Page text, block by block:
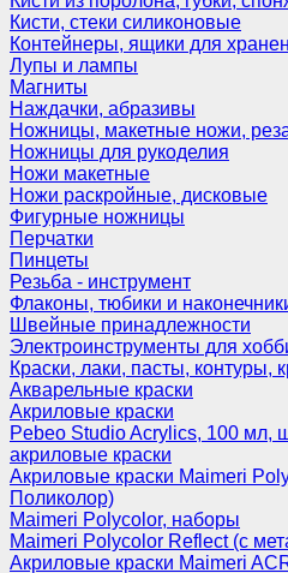
Кисти, стеки силиконовые
Контейнеры, ящики для
Лупы и лампы
Магниты
Наждачки, абразивы
Ножницы, макетные ножи,
Ножницы для рукоделия
Ножи макетные
Ножи раскройные, дисковые
Фигурные ножницы
Перчатки
Пинцеты
Резьба - инструмент
Флаконы, тюбики и
Швейные принадлежности
Электроинструменты для
Краски, лаки, пасты, контуры,
Акварельные краски
Акриловые краски
Pebeo Studio Acrylics, 100 мл,
акриловые краски
Акриловые краски Maimeri
Поликолор)
Maimeri Polycolor, наборы
Maimeri Polycolor Reflect (с
Акриловые краски Maimeri